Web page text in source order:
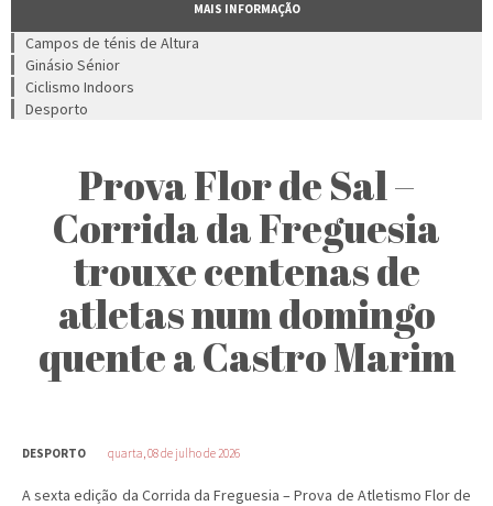
MAIS INFORMAÇÃO
Campos de ténis de Altura
Ginásio Sénior
Ciclismo Indoors
Desporto
Prova Flor de Sal –
Corrida da Freguesia
trouxe centenas de
atletas num domingo
quente a Castro Marim
DESPORTO quarta, 08 de julho de 2026
A sexta edição da Corrida da Freguesia – Prova de Atletismo Flor de